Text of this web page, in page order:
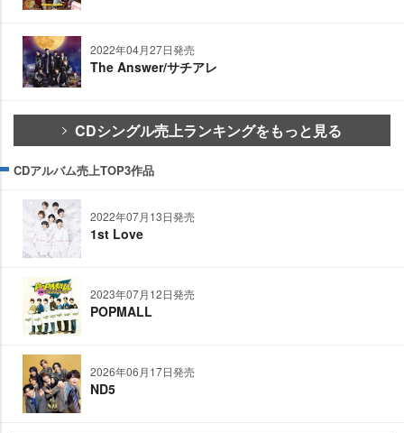
2022年04月27日発売
The Answer/サチアレ
CDシングル売上ランキングをもっと見る
CDアルバム売上TOP3作品
2022年07月13日発売
1st Love
2023年07月12日発売
POPMALL
2026年06月17日発売
ND5